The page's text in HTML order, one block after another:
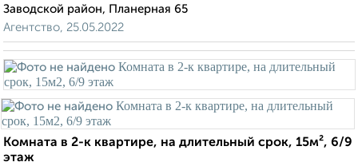
Заводской район, Планерная 65
Агентство, 25.05.2022
Комната в 2-к квартире, на длительный срок, 15м², 6/9
этаж